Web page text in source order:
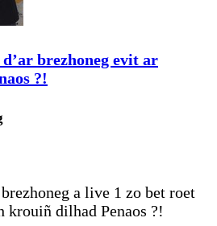
brezhoneg evit ar
?!
a live 1 zo bet roet
krouiñ dilhad Penaos ?!